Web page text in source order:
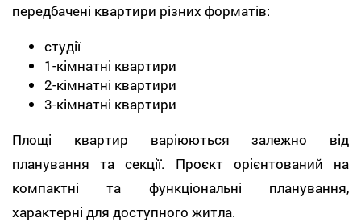
передбачені квартири різних форматів:
студії
1-кімнатні квартири
2-кімнатні квартири
3-кімнатні квартири
Площі квартир варіюються залежно від
планування та секції. Проєкт орієнтований на
компактні та функціональні планування,
характерні для доступного житла.